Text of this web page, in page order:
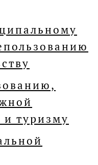
и туризму